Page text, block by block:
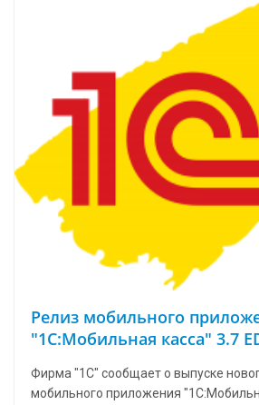
Релиз мобильного
"1С:Мобильная касса" 3.7
Фирма "1С" сообщает о выпуске
мобильного приложения